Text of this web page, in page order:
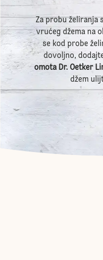
Za probu želiranja
vrućeg džema na
se kod probe
dovoljno,
omota Dr. Oetker
džem